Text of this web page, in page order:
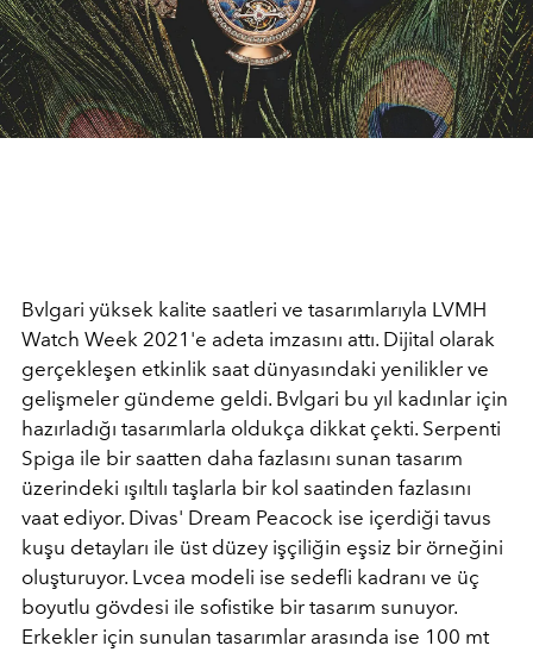
Bvlgari yüksek kalite saatleri ve tasarımlarıyla LVMH
Watch Week 2021'e adeta imzasını attı. Dijital olarak
gerçekleşen etkinlik saat dünyasındaki yenilikler ve
gelişmeler gündeme geldi. Bvlgari bu yıl kadınlar için
hazırladığı tasarımlarla oldukça dikkat çekti. Serpenti
Spiga ile bir saatten daha fazlasını sunan tasarım
üzerindeki ışıltılı taşlarla bir kol saatinden fazlasını
vaat ediyor. Divas' Dream Peacock ise içerdiği tavus
kuşu detayları ile üst düzey işçiliğin eşsiz bir örneğini
oluşturuyor. Lvcea modeli ise sedefli kadranı ve üç
boyutlu gövdesi ile sofistike bir tasarım sunuyor.
Erkekler için sunulan tasarımlar arasında ise 100 mt